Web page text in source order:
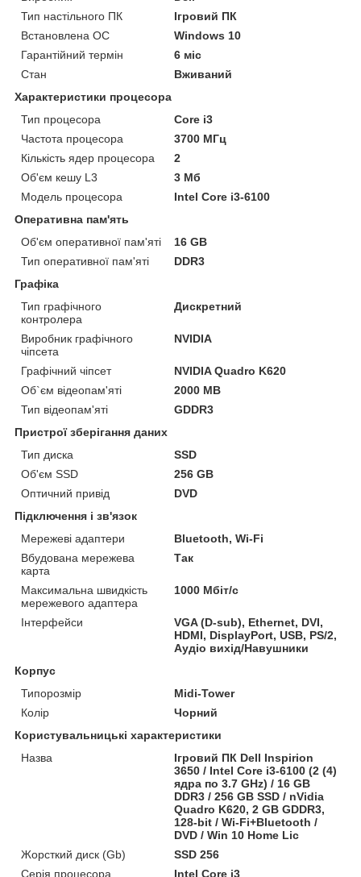
Тип настільного ПК
Ігровий ПК
Встановлена ОС
Windows 10
Гарантійний термін
6 міс
Стан
Вживаний
Характеристики процесора
Тип процесора
Core i3
Частота процесора
3700 МГц
Кількість ядер процесора
2
Об'єм кешу L3
3 Мб
Модель процесора
Intel Core i3-6100
Оперативна пам'ять
Об'єм оперативної пам'яті
16 GB
Тип оперативної пам'яті
DDR3
Графіка
Тип графічного
контролера
Дискретний
Виробник графічного
чіпсета
NVIDIA
Графічний чіпсет
NVIDIA Quadro K620
Об`єм відеопам'яті
2000 MB
Тип відеопам'яті
GDDR3
Пристрої зберігання даних
Тип диска
SSD
Об'єм SSD
256 GB
Оптичний привід
DVD
Підключення і зв'язок
Мережеві адаптери
Bluetooth, Wi-Fi
Вбудована мережева
карта
Так
Максимальна швидкість
мережевого адаптера
1000 Мбіт/с
Інтерфейси
VGA (D-sub), Ethernet, DVI,
HDMI, DisplayPort, USB, PS/2,
Аудіо вихід/Навушники
Корпус
Типорозмір
Midi-Tower
Колір
Чорний
Користувальницькі характеристики
Назва
Ігровий ПК Dell Inspirion
3650 / Intel Core i3-6100 (2 (4)
ядра по 3.7 GHz) / 16 GB
DDR3 / 256 GB SSD / nVidia
Quadro K620, 2 GB GDDR3,
128-bit / Wi-Fi+Bluetooth /
DVD / Win 10 Home Lic
Жорсткий диск (Gb)
SSD 256
Серія процесора
Intel Core i3